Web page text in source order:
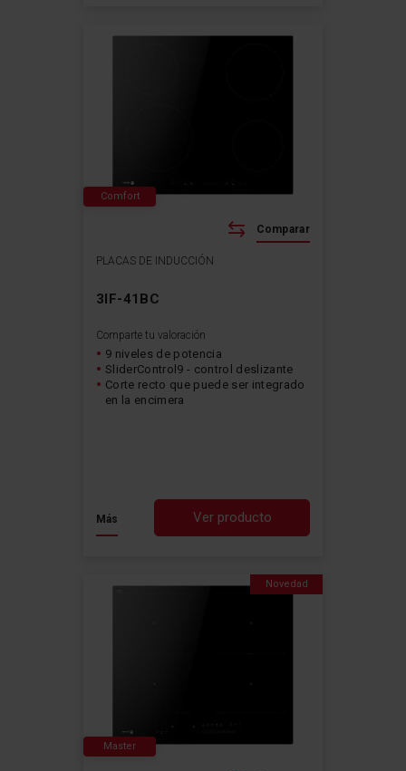
PLACAS DE INDUCCIÓN
3IF-41BC
Ver producto
Más
Comparte tu valoración
9 niveles de potencia
SliderControl9 - control deslizante
Corte recto que puede ser integrado
en la encimera
Comparar
Comfort
Novedad
Master